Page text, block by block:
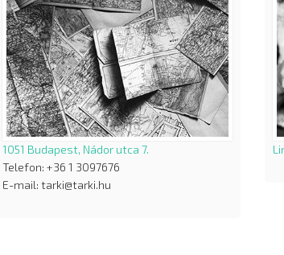
1051 Budapest, Nádor utca 7.
Telefon: +36 1 3097676
E-mail: tarki@tarki.hu